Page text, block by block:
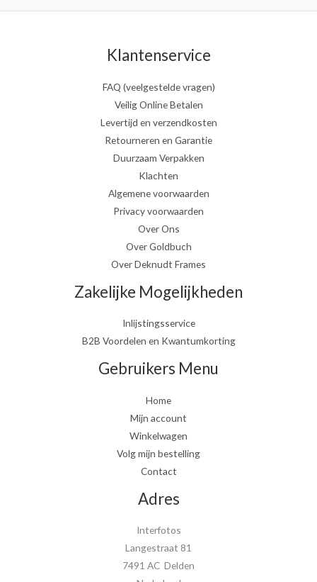
Klantenservice
FAQ (veelgestelde vragen)
Veilig Online Betalen
Levertijd en verzendkosten
Retourneren en Garantie
Duurzaam Verpakken
Klachten
Algemene voorwaarden
Privacy voorwaarden
Over Ons
Over Goldbuch
Over Deknudt Frames
Zakelijke Mogelijkheden
Inlijstingsservice
B2B Voordelen en Kwantumkorting
Gebruikers Menu
Home
Mijn account
Winkelwagen
Volg mijn bestelling
Contact
Adres
Interfotos
Langestraat 81
7491 AC Delden